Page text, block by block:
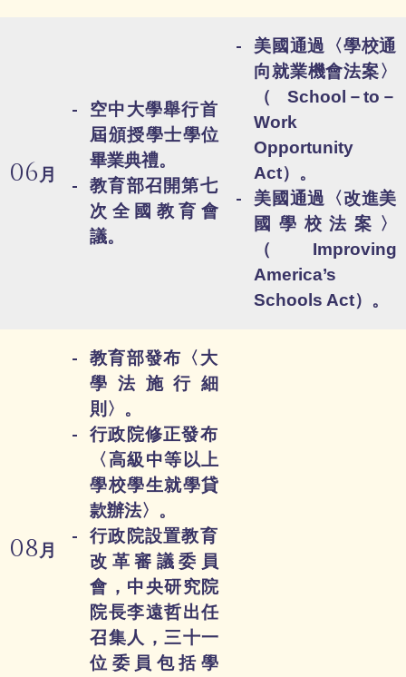
06 月
空中大學舉行首
屆頒授學士學位
畢業典禮。
教育部召開第七
次全國教育會
議。
美國通過〈學校通
向就業機會法案〉
（School－to－
Work
Opportunity
Act）。
美國通過〈改進美
國學校法案〉
（Improving
America’s
Schools Act）。
08 月
教育部發布〈大
學法施行細
則〉。
行政院修正發布
〈高級中等以上
學校學生就學貸
款辦法〉。
行政院設置教育
改革審議委員
會，中央研究院
院長李遠哲出任
召集人，三十一
位委員包括學